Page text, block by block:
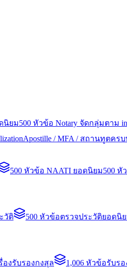
นิยม500 หัวข้อ Notary จัดกลุ่มตาม
Apostille / MFA / สถานทูตคร
500 หัวข้อ NAATI ยอดนิยม500 หั
วัติ 500 หัวข้อตรวจประวัติยอดนิ
องรับรองกงสุล 1,006 หัวข้อรับร